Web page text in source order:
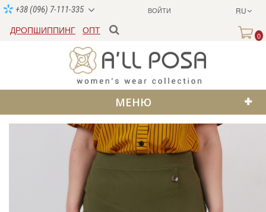
ВОЙТИ RU
+38 (096) 7-111-335
ДРОПШИППИНГ ОПТ
0
МЕНЮ